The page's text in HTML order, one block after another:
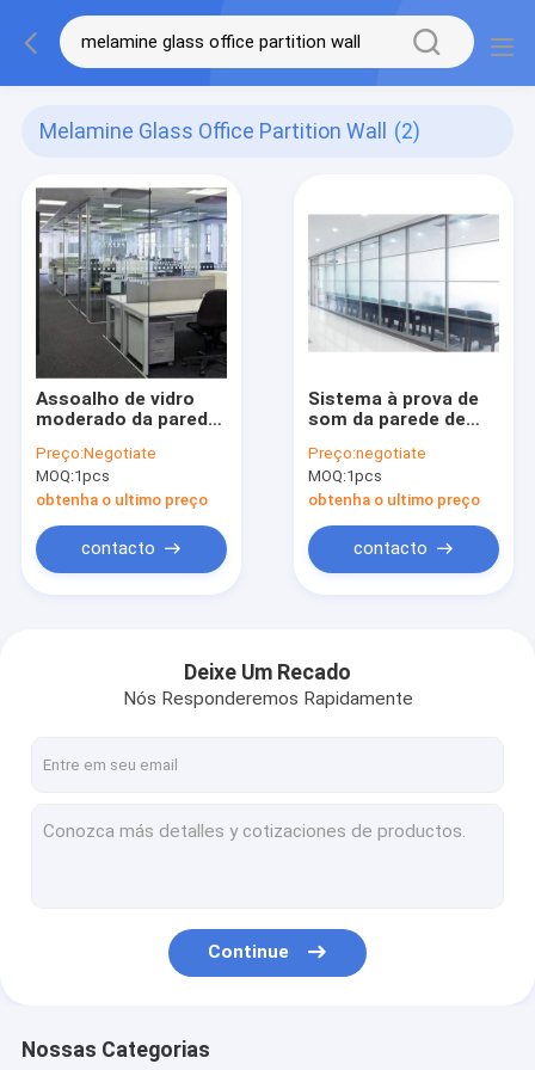
Melamine Glass Office Partition Wall (2)
Assoalho de vidro
moderado da parede
escritório da
melamina aos
divisores de sala à
prova de som do
teto
Preço:Negotiate
MOQ:1pcs
obtenha o ultimo preço
contacto
Sistema à prova de
som da parede de
do STC 45db do
escritório com
portas
Preço:negotiate
MOQ:1pcs
obtenha o ultimo preço
contacto
Deixe Um Recado
Nós Responderemos Rapidamente
Continue
Nossas Categorias